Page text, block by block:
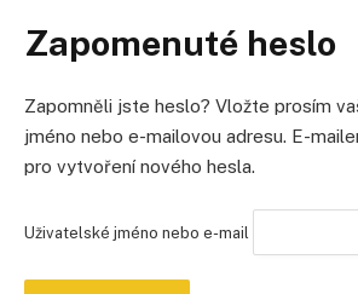
Zapomenuté heslo
Zapomněli jste heslo? Vložte prosím
jméno nebo e-mailovou adresu. E-
pro vytvoření nového hesla.
Uživatelské jméno nebo e-mail